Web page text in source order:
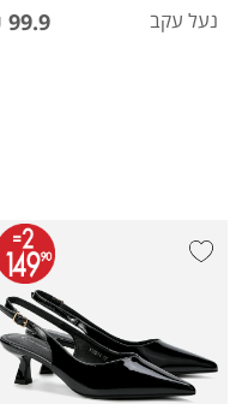
נעל עקב 99.9 ₪